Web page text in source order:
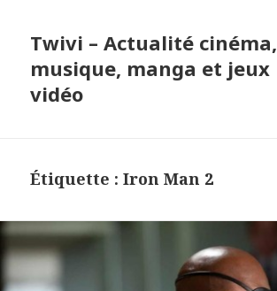
Twivi – Actualité cinéma,
musique, manga et jeux
vidéo
Étiquette :Iron Man 2